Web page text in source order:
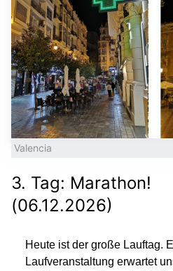
Valencia
3. Tag: Marathon!
(06.12.2026)
Heute ist der große Lauftag.
Laufveranstaltung erwartet